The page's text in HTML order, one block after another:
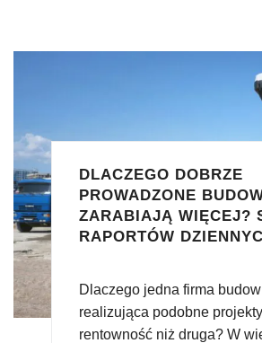
DLACZEGO DOBRZE
PROWADZONE
ZARABIAJĄ WIĘCEJ?
RAPORTÓW
Dlaczego jedna firma
realizująca podobne
rentowność niż druga? W